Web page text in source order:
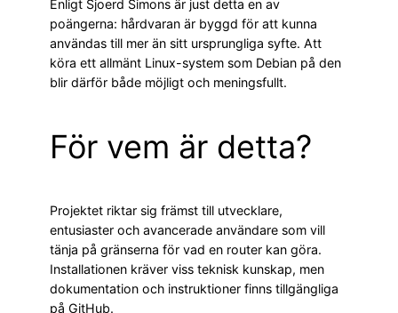
Enligt Sjoerd Simons är just detta en av
poängerna: hårdvaran är byggd för att kunna
användas till mer än sitt ursprungliga syfte. Att
köra ett allmänt Linux-system som Debian på den
blir därför både möjligt och meningsfullt.
För vem är detta?
Projektet riktar sig främst till utvecklare,
entusiaster och avancerade användare som vill
tänja på gränserna för vad en router kan göra.
Installationen kräver viss teknisk kunskap, men
dokumentation och instruktioner finns tillgängliga
på GitHub.